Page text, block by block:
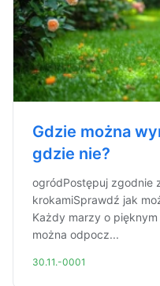
Gdzie można
gdzie nie?
ogródPostępuj zgodnie
krokamiSprawdź jak
Każdy marzy o
można odpocz...
30.11.-0001